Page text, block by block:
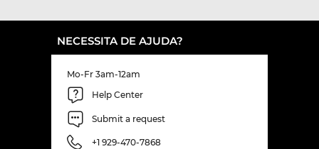
NECESSITA DE AJUDA?
Mo-Fr 3am-12am
Help Center
Submit a request
+1 929-470-7868